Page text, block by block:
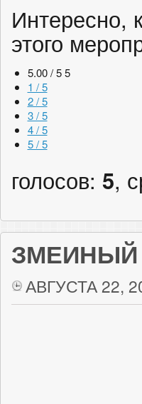
Интересно,
этого
5.00 / 5 5
1 / 5
2 / 5
3 / 5
4 / 5
5 / 5
голосов: 5,
ЗМЕИНЫЙ
АВГУСТА 22,